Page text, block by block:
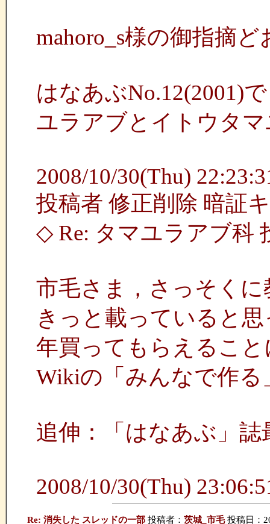
mahoro_s様の御指摘ど
はなあぶNo.12(2001)
ユラアブとイトウタマ
2008/10/30(Thu)
投稿者 修正削除 暗証
◇ Re: タマユラアブ科
市毛さま，さっそく
きっと載っていると
年買ってもらえるこ
Wikiの「みんなで作る
追伸：「はなあぶ」
2008/10/30(Thu)
Re: 消失した スレッドの一部 投稿者： 茨城_市毛投稿日：